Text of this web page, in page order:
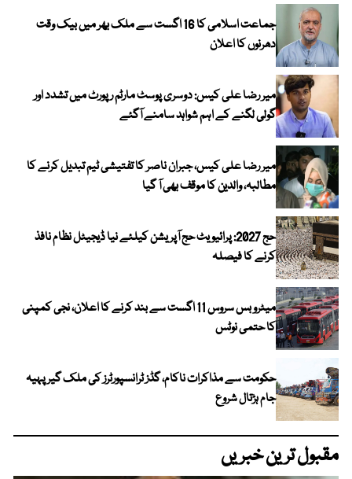
جماعت اسلامی کا 16 اگست سے ملک بھر میں بیک وقت
دھرنوں کا اعلان
میر رضا علی کیس: دوسری پوسٹ مارٹم رپورٹ میں تشدد اور
گولی لگنے کے اہم شواہد سامنے آگئے
میر رضا علی کیس، جبران ناصر کا تفتیشی ٹیم تبدیل کرنے کا
مطالبہ، والدین کا موقف بھی آ گیا
حج 2027: پرائیویٹ حج آپریشن کیلئے نیا ڈیجیٹل نظام نافذ
کرنے کا فیصلہ
میٹرو بس سروس 11 اگست سے بند کرنے کا اعلان، نجی کمپنی
کا حتمی نوٹس
حکومت سے مذاکرات ناکام، گڈز ٹرانسپورٹرز کی ملک گیر پہیہ
جام ہڑتال شروع
مقبول ترین خبریں